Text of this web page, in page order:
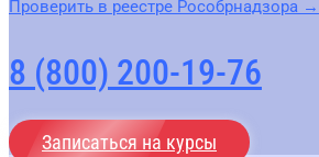
Проверить в реестре Рособрнадзора →
8 (800) 200-19-76
Записаться на курсы